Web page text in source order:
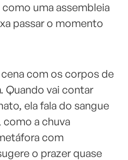
uma assembleia
passar o momento
com os corpos de
Quando vai contar
ela fala do sangue
como a chuva
com
o prazer quase